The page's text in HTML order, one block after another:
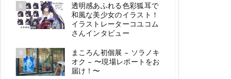
8
透明感あふれる色彩狐耳で
和風な美少女のイラスト！
イラストレーターコユコム
さんインタビュー
9
まころん初個展 – ソラノキ
オク – 〜現場レポートをお
届け！〜